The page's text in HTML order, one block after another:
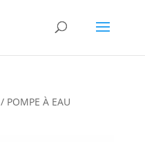
/ POMPE À EAU